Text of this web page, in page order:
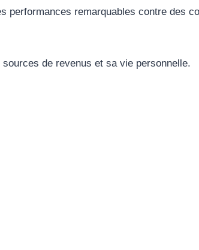
performances remarquables contre des
de revenus et sa vie personnelle.